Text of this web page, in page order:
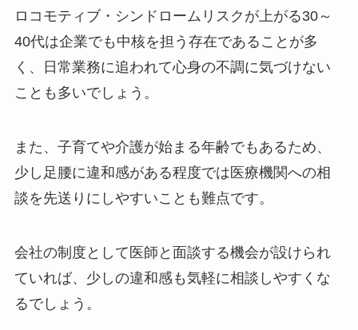
ロコモティブ・シンドロームリスクが上がる30～
40代は企業でも中核を担う存在であることが多
く、日常業務に追われて心身の不調に気づけない
ことも多いでしょう。
また、子育てや介護が始まる年齢でもあるため、
少し足腰に違和感がある程度では医療機関への相
談を先送りにしやすいことも難点です。
会社の制度として医師と面談する機会が設けられ
ていれば、少しの違和感も気軽に相談しやすくな
るでしょう。